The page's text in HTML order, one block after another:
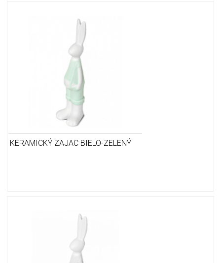
KERAMICKÝ ZAJAC BIELO-ZELENÝ